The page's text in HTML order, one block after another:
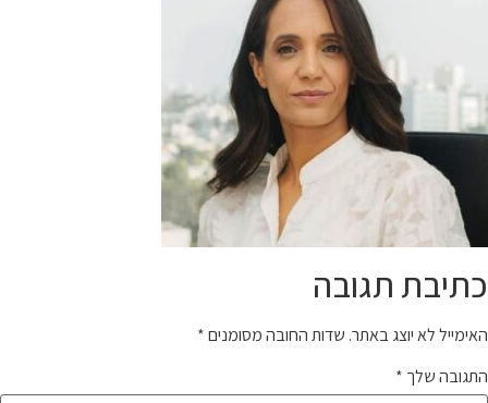
כתיבת תגובה
האימייל לא יוצג באתר. שדות החובה מסומנים*
התגובה שלך *